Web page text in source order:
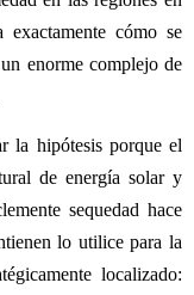
exactamente cómo se
enorme complejo de
la hipótesis porque el
de energía solar y
sequedad hace
lo utilice para la
localizado: